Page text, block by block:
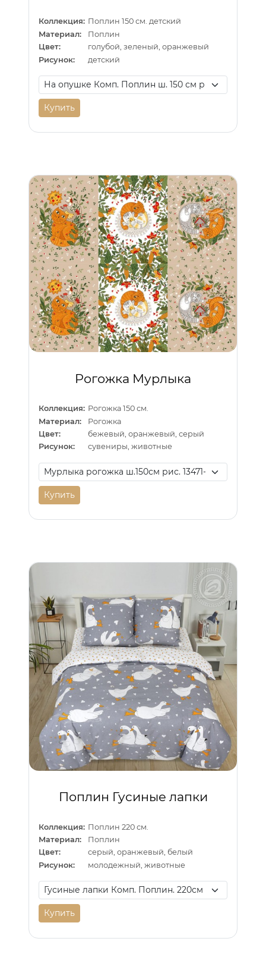
Коллекция: Поплин 150 см. детский
Материал:
Поплин
Цвет:
голубой, зеленый, оранжевый
Рисунок:
детский
Купить
Рогожка Мурлыка
Коллекция: Рогожка 150 см.
Материал:
Рогожка
Цвет:
бежевый, оранжевый, серый
Рисунок:
сувениры, животные
Купить
Поплин Гусиные лапки
Коллекция: Поплин 220 см.
Материал:
Поплин
Цвет:
серый, оранжевый, белый
Рисунок:
молодежный, животные
Купить